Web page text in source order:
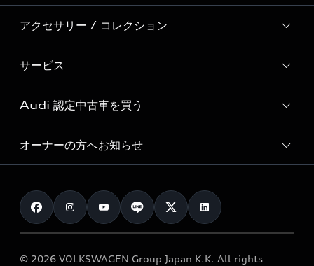
Audi Sport
Formula 1®
デジタルサービス
新車在庫検索
試乗車・展示車検索
見積り依頼
試乗予約
モデル一覧
特別仕様モデル / 限定モデル
e-tronラインアップ
価格シミュレーション
車両比較
カタログ一覧
アクセサリー / コレクション
純正アクセサリー
オンラインショップ
Audi collection
アウディナビアプリ
サービス
サービス入庫予約
サービスプログラム
メンテナンス
車検 / 定期点検
e-tronアフターサポート
Audi 認定中古車を買う
Audi認定中古車
クオリティ
保証
メンテナンス
オーナーの方へお知らせ
お知らせ
オーナー様向けキャンペーン
© 2026 VOLKSWAGEN Group Japan K.K. All rights